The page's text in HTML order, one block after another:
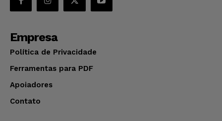
Empresa
Política de Privacidade
Ferramentas para PDF
Apoiadores
Contato